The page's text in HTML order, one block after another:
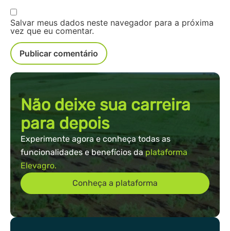
Salvar meus dados neste navegador para a próxima
vez que eu comentar.
Não deixe sua carreira
para depois
Experimente agora e conheça todas as
funcionalidades e benefícios daplataforma
Elevagro.
Conheça a plataforma